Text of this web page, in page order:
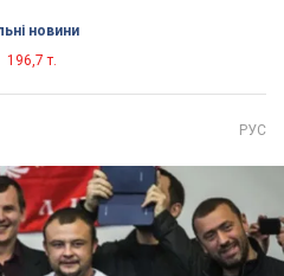
новини
196,7 т.
РУС